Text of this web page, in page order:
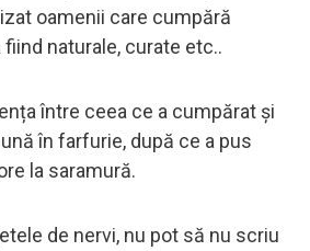
oamenii care cumpără
naturale, curate etc..
între ceea ce a cumpărat și
în farfurie, după ce a pus
la saramură.
de nervi, nu pot să nu scriu